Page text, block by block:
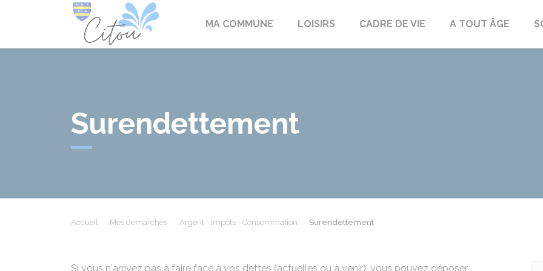
MA COMMUNE LOISIRS CADRE DE VIE A TOUT ÂGE
Surendettement
Accueil Mes démarches Argent - Impôts - Consommation Surendettement
Si vous n'arrivez pas à faire face à vos dettes (actuelles ou à venir), vous pouvez déposer